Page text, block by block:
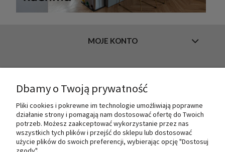
MOJE KONTO
O NAS
Dbamy o Twoją prywatność
Pliki cookies i pokrewne im technologie umożliwiają poprawne
działanie strony i pomagają nam dostosować ofertę do Twoich
potrzeb. Możesz zaakceptować wykorzystanie przez nas
wszystkich tych plików i przejść do sklepu lub dostosować
użycie plików do swoich preferencji, wybierając opcję "Dostosuj